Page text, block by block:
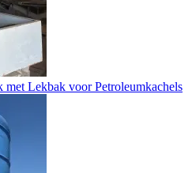
Lekbak voor Petroleumkachels